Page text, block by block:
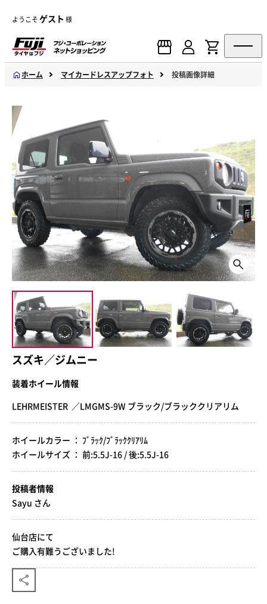
ようこそゲスト 様
ホーム マイカードレスアップフォト 投稿画像詳細
スズキ／ジムニー
装着ホイール情報
LEHRMEISTER ／LMGMS-9W ブラック/ブラッククリアリム
ホイールカラー ： ﾌﾞﾗｯｸ/ﾌﾞﾗｯｸｸﾘｱﾘﾑ
ホイールサイズ ： 前:5.5J-16 / 後:5.5J-16
投稿者情報
Sayu さん
仙台店にて
ご購入有難うございました!